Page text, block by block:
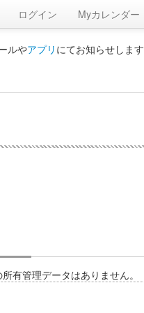
ログイン Myカレンダー
ルやアプリ にてお知らせします
有管理データはありません。